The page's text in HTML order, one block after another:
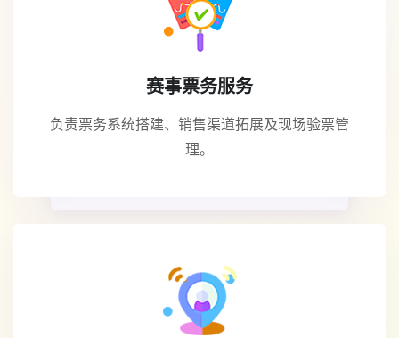
赛事票务服务
负责票务系统搭建、销售渠道拓展及现场验票管
理。